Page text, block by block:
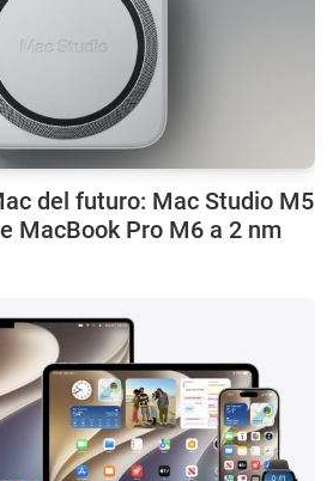
del futuro: Mac Studio M5
MacBook Pro M6 a 2 nm